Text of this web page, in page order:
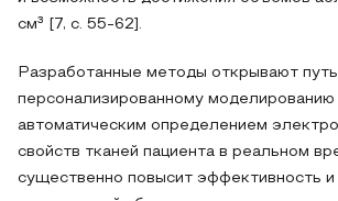
см³ [7, с. 55-62].
Разработанные методы открывают
персонализированному
автоматическим определением
свойств тканей пациента в реальном
существенно повысит эффективность и